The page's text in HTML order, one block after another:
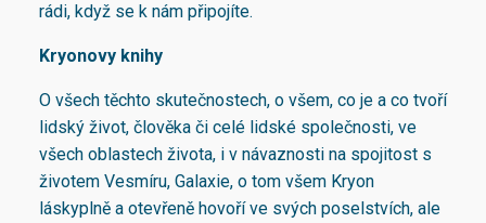
rádi, když se k nám připojíte.
Kryonovy knihy
O všech těchto skutečnostech, o všem, co je a co tvoří
lidský život, člověka či celé lidské společnosti, ve
všech oblastech života, i v návaznosti na spojitost s
životem Vesmíru, Galaxie, o tom všem Kryon
láskyplně a otevřeně hovoří ve svých poselstvích, ale